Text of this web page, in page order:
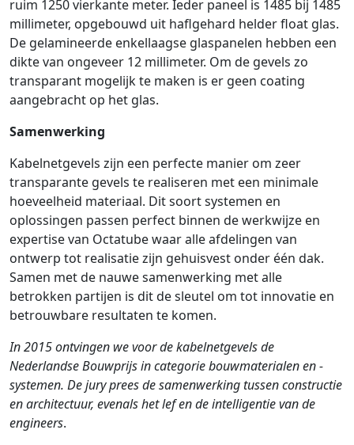
ruim 1250 vierkante meter. Ieder paneel is 1485 bij 1485
millimeter, opgebouwd uit haflgehard helder float glas.
De gelamineerde enkellaagse glaspanelen hebben een
dikte van ongeveer 12 millimeter. Om de gevels zo
transparant mogelijk te maken is er geen coating
aangebracht op het glas.
Samenwerking
Kabelnetgevels zijn een perfecte manier om zeer
transparante gevels te realiseren met een minimale
hoeveelheid materiaal. Dit soort systemen en
oplossingen passen perfect binnen de werkwijze en
expertise van Octatube waar alle afdelingen van
ontwerp tot realisatie zijn gehuisvest onder één dak.
Samen met de nauwe samenwerking met alle
betrokken partijen is dit de sleutel om tot innovatie en
betrouwbare resultaten te komen.
In 2015 ontvingen we voor de kabelnetgevels de
Nederlandse Bouwprijs in categorie bouwmaterialen en -
systemen. De jury prees de samenwerking tussen constructie
en architectuur, evenals het lef en de intelligentie van de
engineers.